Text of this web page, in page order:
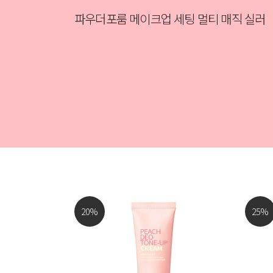
파우더포룸 메이크업 세팅 멀티 매직 실러
20% 25%